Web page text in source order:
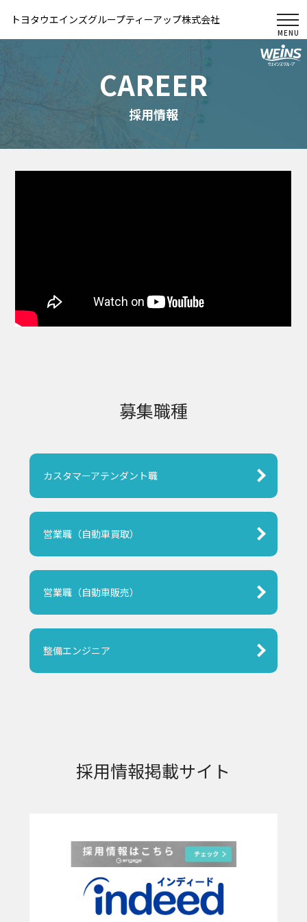
トヨタウエインズグループティーアップ株式会社
CAREER
採用情報
募集職種
カスタマーアテンダント職
営業職（自動車買取）
営業職（自動車販売）
整備エンジニア
採用情報掲載サイト